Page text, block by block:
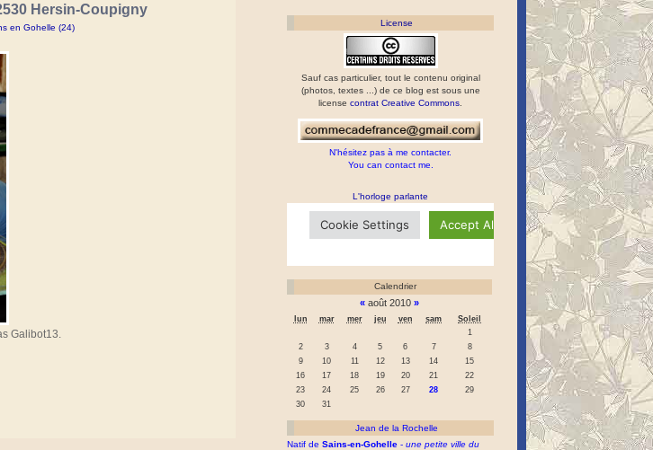
Hersin-Coupigny
en Gohelle (24)
Galibot13.
License
Sauf cas particulier, tout le contenu original
(photos, textes ...) de ce blog est sous une
licensecontrat Creative Commons
N'hésitez pas à me contacter.
You can contact me.
L'horloge parlante
Calendrier
« août 2010»
lun mar mer jeu ven sam
Soleil
1
2
3 4 5 6 7
8
9
10 11 12 13 14
15
16
17 18 19 20 21
22
23
24 25 26 27 28
29
30
31
Jean de la Rochelle
Natif deSains-en-Gohelle -une petite ville du